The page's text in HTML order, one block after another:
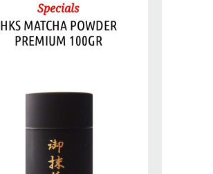
Specials
HKS MATCHA POWDER
PREMIUM 100GR